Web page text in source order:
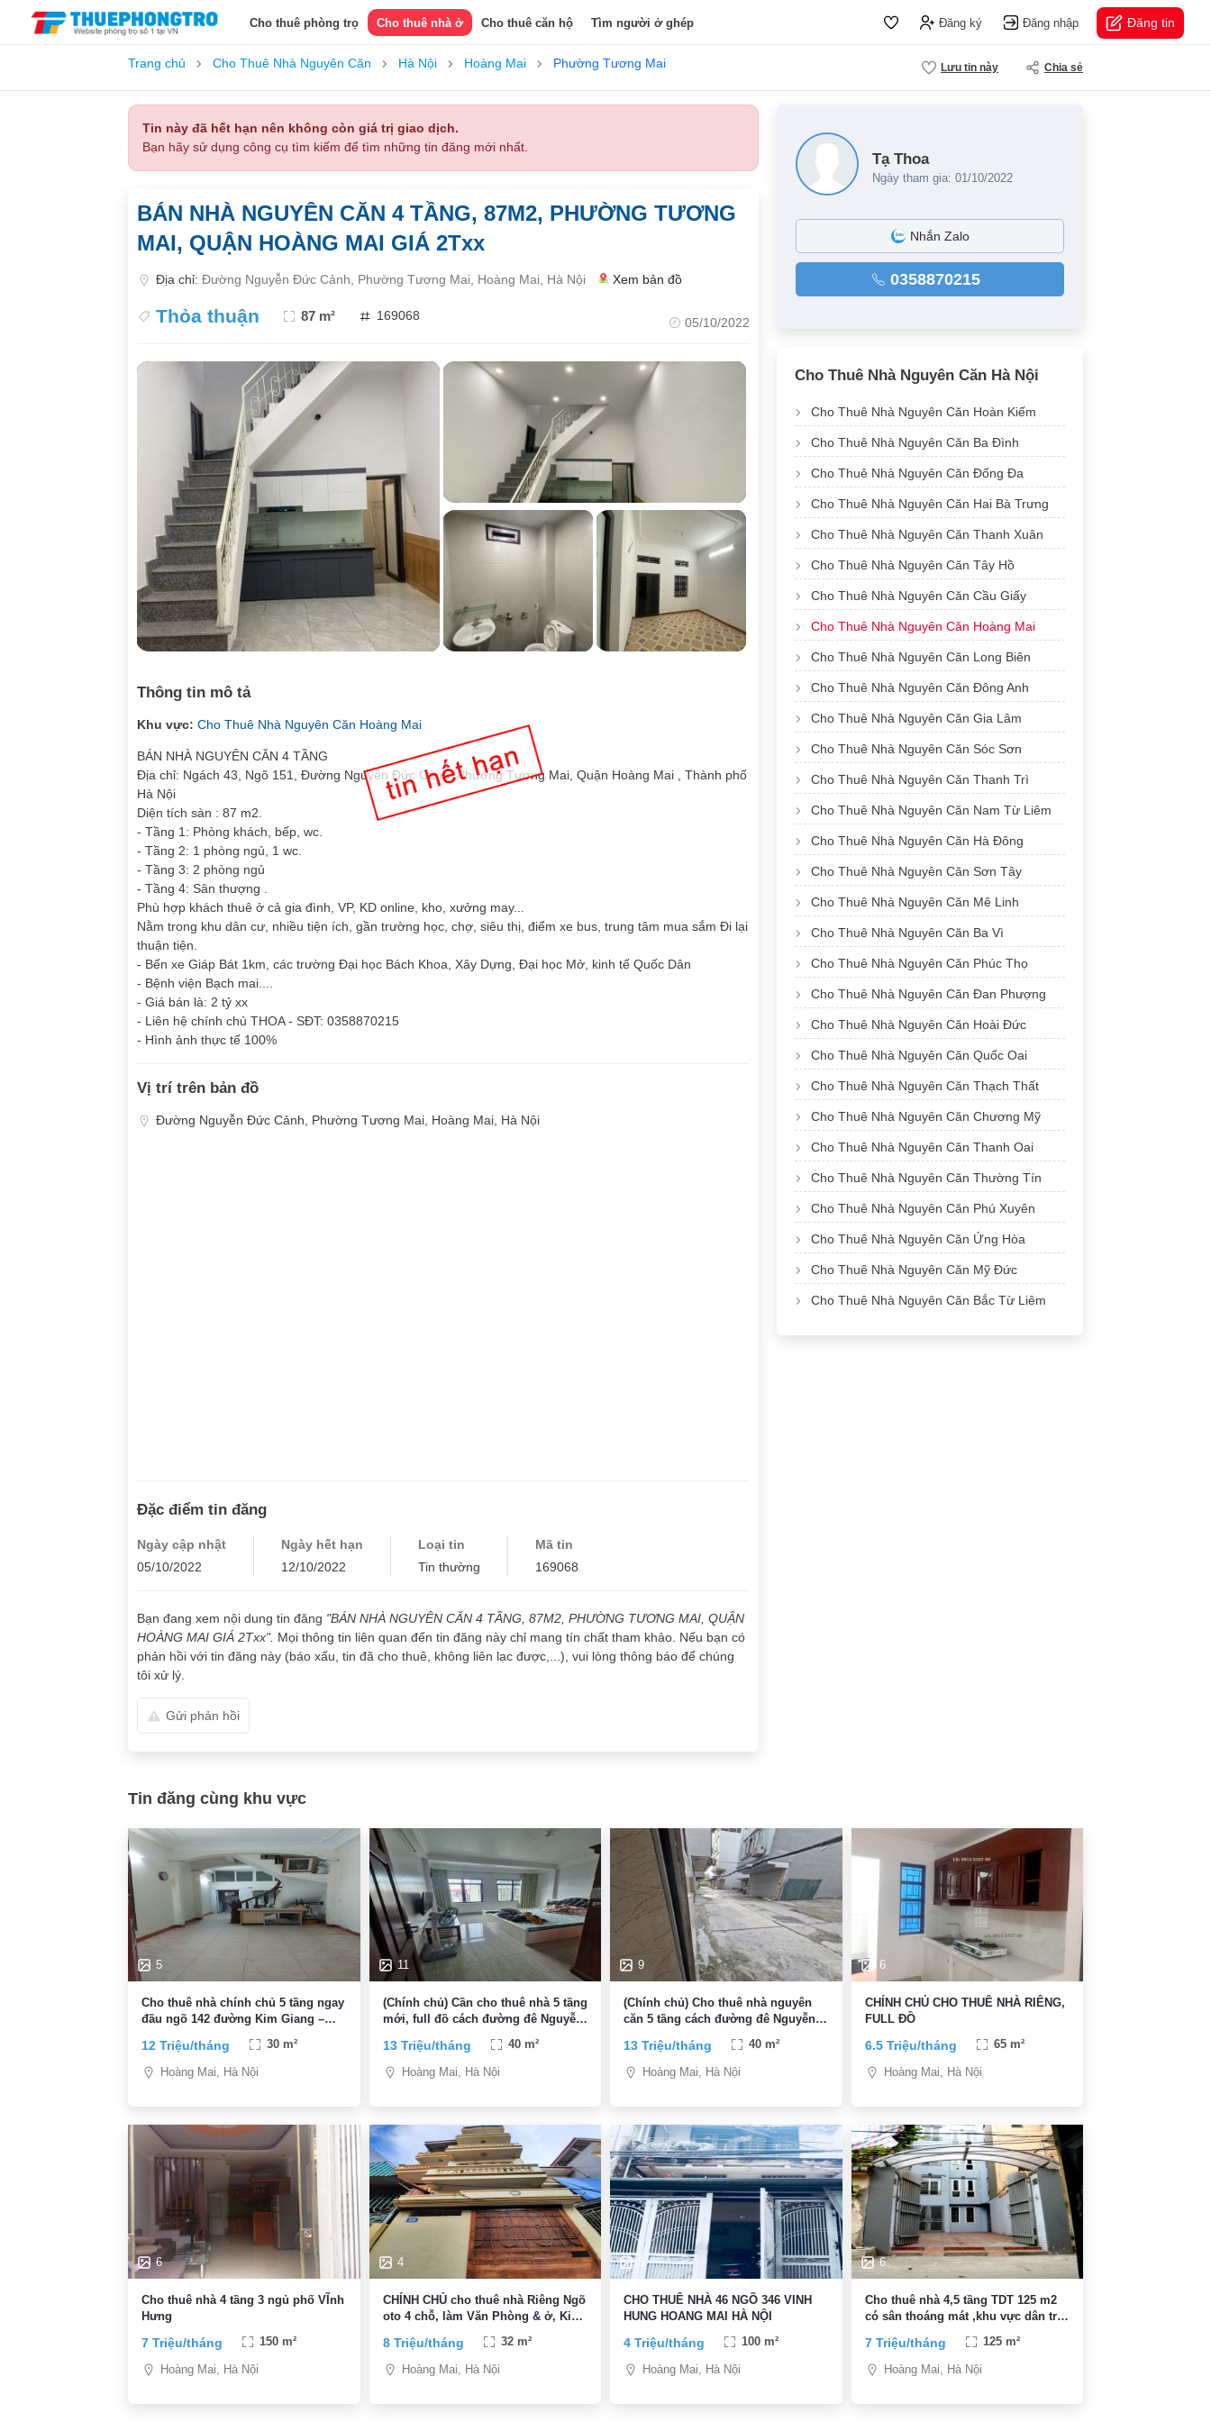
Cho thuê phòng trọ Cho thuê nhà ở Cho thuê căn hộ Tìm người ở ghép Đăng ký Đăng nhập Đăng tin
Trang chủ Cho Thuê Nhà Nguyên Căn Hà Nội Hoàng Mai Phường Tương Mai Lưu tin này Chia sẻ
Tin này đã hết hạn nên không còn giá trị giao dịch.
Bạn hãy sử dụng công cụ tìm kiếm để tìm những tin đăng mới nhất.
BÁN NHÀ NGUYÊN CĂN 4 TẦNG, 87M2, PHƯỜNG TƯƠNG
MAI, QUẬN HOÀNG MAI GIÁ 2Txx
Địa chỉ: Đường Nguyễn Đức Cảnh, Phường Tương Mai, Hoàng Mai, Hà Nội Xem bản đồ
Thỏa thuận 87 m² 169068 05/10/2022
Thông tin mô tả
Khu vực: Cho Thuê Nhà Nguyên Căn Hoàng Mai
BÁN NHÀ NGUYÊN CĂN 4 TẦNG
Địa chỉ: Ngách 43, Ngõ 151, Đường Nguyễn Đức Cảnh, Phường Tương Mai, Quận Hoàng Mai , Thành phố
Hà Nội
Diện tích sàn : 87 m2.
- Tầng 1: Phòng khách, bếp, wc.
- Tầng 2: 1 phòng ngủ, 1 wc.
- Tầng 3: 2 phòng ngủ
- Tầng 4: Sân thượng .
Phù hợp khách thuê ở cả gia đình, VP, KD online, kho, xưởng may...
Nằm trong khu dân cư, nhiều tiện ích, gần trường học, chợ, siêu thị, điểm xe bus, trung tâm mua sắm Đi lại
thuận tiện.
- Bến xe Giáp Bát 1km, các trường Đại học Bách Khoa, Xây Dựng, Đại học Mở, kinh tế Quốc Dân
- Bệnh viện Bạch mai....
- Giá bán là: 2 tỷ xx
- Liên hệ chính chủ THOA - SĐT: 0358870215
- Hình ảnh thực tế 100%
Vị trí trên bản đồ
Đường Nguyễn Đức Cảnh, Phường Tương Mai, Hoàng Mai, Hà Nội
Đặc điểm tin đăng
Ngày cập nhật
05/10/2022
Ngày hết hạn
12/10/2022
Loại tin
Tin thường
Mã tin
169068
Bạn đang xem nội dung tin đăng "BÁN NHÀ NGUYÊN CĂN 4 TẦNG, 87M2, PHƯỜNG TƯƠNG MAI, QUẬN
HOÀNG MAI GIÁ 2Txx". Mọi thông tin liên quan đến tin đăng này chỉ mang tín chất tham khảo. Nếu bạn có
phản hồi với tin đăng này (báo xấu, tin đã cho thuê, không liên lạc được,...), vui lòng thông báo để chúng
tôi xử lý.
Gửi phản hồi
Tạ Thoa
Ngày tham gia: 01/10/2022
Nhắn Zalo
0358870215
Cho Thuê Nhà Nguyên Căn Hà Nội
Cho Thuê Nhà Nguyên Căn Hoàn Kiếm
Cho Thuê Nhà Nguyên Căn Ba Đình
Cho Thuê Nhà Nguyên Căn Đống Đa
Cho Thuê Nhà Nguyên Căn Hai Bà Trưng
Cho Thuê Nhà Nguyên Căn Thanh Xuân
Cho Thuê Nhà Nguyên Căn Tây Hồ
Cho Thuê Nhà Nguyên Căn Cầu Giấy
Cho Thuê Nhà Nguyên Căn Hoàng Mai
Cho Thuê Nhà Nguyên Căn Long Biên
Cho Thuê Nhà Nguyên Căn Đông Anh
Cho Thuê Nhà Nguyên Căn Gia Lâm
Cho Thuê Nhà Nguyên Căn Sóc Sơn
Cho Thuê Nhà Nguyên Căn Thanh Trì
Cho Thuê Nhà Nguyên Căn Nam Từ Liêm
Cho Thuê Nhà Nguyên Căn Hà Đông
Cho Thuê Nhà Nguyên Căn Sơn Tây
Cho Thuê Nhà Nguyên Căn Mê Linh
Cho Thuê Nhà Nguyên Căn Ba Vì
Cho Thuê Nhà Nguyên Căn Phúc Thọ
Cho Thuê Nhà Nguyên Căn Đan Phượng
Cho Thuê Nhà Nguyên Căn Hoài Đức
Cho Thuê Nhà Nguyên Căn Quốc Oai
Cho Thuê Nhà Nguyên Căn Thạch Thất
Cho Thuê Nhà Nguyên Căn Chương Mỹ
Cho Thuê Nhà Nguyên Căn Thanh Oai
Cho Thuê Nhà Nguyên Căn Thường Tín
Cho Thuê Nhà Nguyên Căn Phú Xuyên
Cho Thuê Nhà Nguyên Căn Ứng Hòa
Cho Thuê Nhà Nguyên Căn Mỹ Đức
Cho Thuê Nhà Nguyên Căn Bắc Từ Liêm
Tin đăng cùng khu vực
5
Cho thuê nhà chính chủ 5 tầng ngay
đầu ngõ 142 đường Kim Giang –
12 Triệu/tháng 30 m²
Hoàng Mai, Hà Nội
11
(Chính chủ) Cần cho thuê nhà 5 tầng
mới, full đồ cách đường đê Nguyễn
13 Triệu/tháng 40 m²
Hoàng Mai, Hà Nội
9
(Chính chủ) Cho thuê nhà nguyên
căn 5 tầng cách đường đê Nguyễn
13 Triệu/tháng 40 m²
Hoàng Mai, Hà Nội
6
CHÍNH CHỦ CHO THUÊ NHÀ RIÊNG,
FULL ĐỒ
6.5 Triệu/tháng 65 m²
Hoàng Mai, Hà Nội
6
Cho thuê nhà 4 tầng 3 ngủ phố VĨnh
Hưng
7 Triệu/tháng 150 m²
Hoàng Mai, Hà Nội
4
CHÍNH CHỦ cho thuê nhà Riêng Ngõ
oto 4 chỗ, làm Văn Phòng & ở, Kinh
8 Triệu/tháng 32 m²
Hoàng Mai, Hà Nội
5
CHO THUÊ NHÀ 46 NGÕ 346 VINH
HUNG HOANG MAI HÀ NỘI
4 Triệu/tháng 100 m²
Hoàng Mai, Hà Nội
6
Cho thuê nhà 4,5 tầng TDT 125 m2
có sân thoáng mát ,khu vực dân trí
7 Triệu/tháng 125 m²
Hoàng Mai, Hà Nội